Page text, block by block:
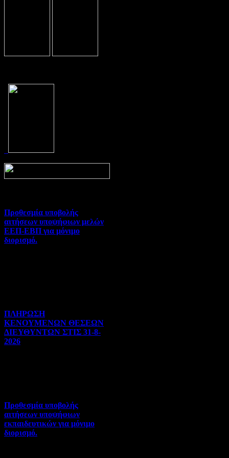
Προθεσμία υποβολής
αιτήσεων υποψήφιων μελών
ΕΕΠ-ΕΒΠ για μόνιμο
διορισμό.
ΠΛΗΡΩΣΗ
ΚΕΝΟΥΜΕΝΩΝ ΘΕΣΕΩΝ
ΔΙΕΥΘΥΝΤΩΝ ΣΤΙΣ 31-8-
2026
Προθεσμία υποβολής
αιτήσεων υποψήφιων
εκπαιδευτικών για μόνιμο
διορισμό.